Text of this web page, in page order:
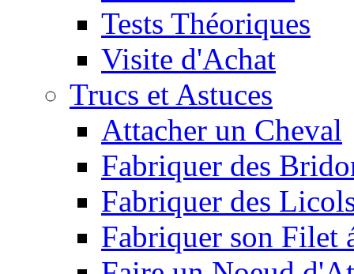
Tests Théoriques
Visite d'Achat
Trucs et Astuces
Attacher un Cheval
Fabriquer des
Fabriquer des
Fabriquer son Filet